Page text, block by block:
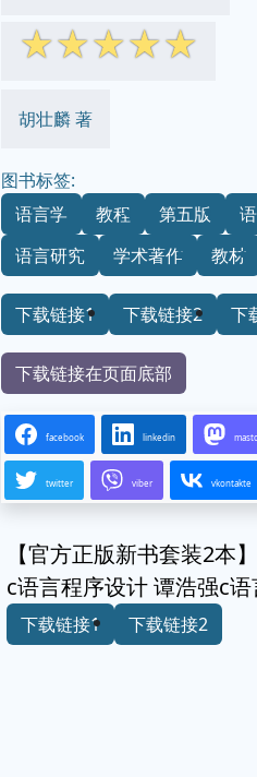
☆☆☆☆☆
胡壮麟 著
图书标签:
语言学
教程 第五版
语言研究
学术著作 教材
下载链接1 下载链接2 下
下载链接在页面底部
facebook linkedin
twitter viber vkontakte
【官方正版新书套装2本
c语言程序设计 谭浩强c
下载链接1 下载链接2